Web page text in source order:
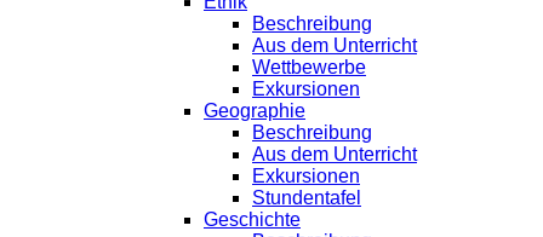
Beschreibung
Aus dem Unterricht
Wettbewerbe
Exkursionen
Geographie
Beschreibung
Aus dem Unterricht
Exkursionen
Stundentafel
Geschichte